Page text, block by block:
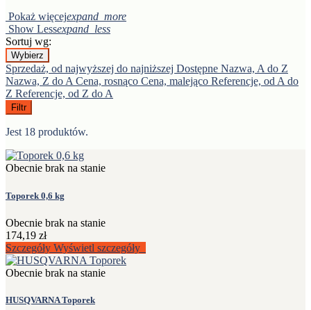
Pokaż więcejexpand_more
Show Lessexpand_less
Sortuj wg:
Wybierz
Sprzedaż, od najwyższej do najniższej Dostępne Nazwa, A do Z
Nazwa, Z do ACena, rosnąco Cena, malejąco Referencje, od A do
Z Referencje, od Z do A
Filtr
Jest 18 produktów.
Obecnie brak na stanie
Toporek 0,6 kg
Obecnie brak na stanie
174,19 zł
Szczegóły Wyświetl szczegóły
Obecnie brak na stanie
HUSQVARNA Toporek